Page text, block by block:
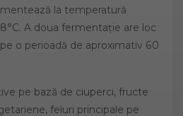
la temperatură
A doua fermentație are loc
o perioadă de aproximativ 60
pe bază de ciuperci, fructe
feluri principale pe